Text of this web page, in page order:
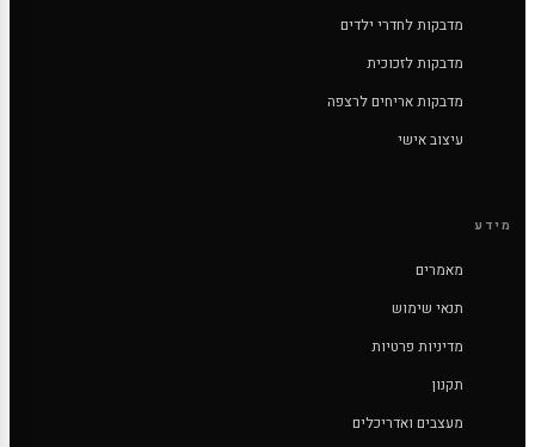
מדבקות לחדרי ילדים
מדבקות לזכוכית
מדבקות אריחים לרצפה
עיצוב אישי
מידע
מאמרים
תנאי שימוש
מדיניות פרטיות
תקנון
מעצבים ואדריכלים